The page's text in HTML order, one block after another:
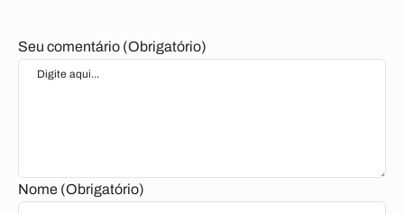
Seu comentário (Obrigatório)
Nome (Obrigatório)